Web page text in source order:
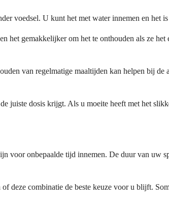
voedsel. U kunt het met water innemen en het
gemakkelijker om het te onthouden als ze
van regelmatige maaltijden kan helpen bij
juiste dosis krijgt. Als u moeite heeft met het
voor onbepaalde tijd innemen. De duur van uw
deze combinatie de beste keuze voor u blijft.